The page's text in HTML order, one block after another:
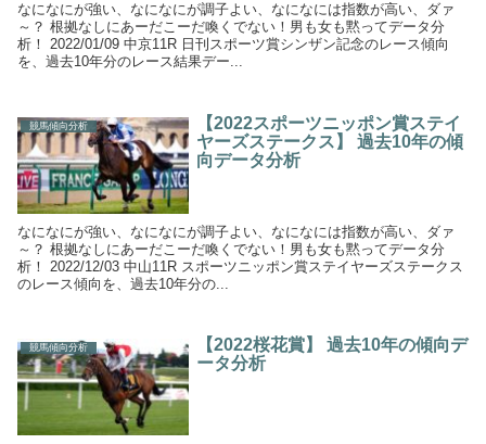
なになにが強い、なになにが調子よい、なになには指数が高い、ダァ
～？ 根拠なしにあーだこーだ喚くでない！男も女も黙ってデータ分
析！ 2022/01/09 中京11R 日刊スポーツ賞シンザン記念のレース傾向
を、過去10年分のレース結果デー...
競馬傾向分析
【2022スポーツニッポン賞ステイ
ヤーズステークス】 過去10年の傾
向データ分析
なになにが強い、なになにが調子よい、なになには指数が高い、ダァ
～？ 根拠なしにあーだこーだ喚くでない！男も女も黙ってデータ分
析！ 2022/12/03 中山11R スポーツニッポン賞ステイヤーズステークス
のレース傾向を、過去10年分の...
競馬傾向分析
【2022桜花賞】 過去10年の傾向デ
ータ分析